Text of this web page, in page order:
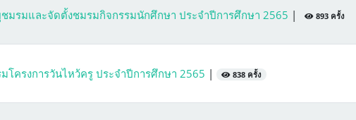
ชมรมและจัดตั้งชมรมกิจกรรมนักศึกษา ประจำปีการศึกษา 2565 | 893 ครั้ง
โครงการวันไหว้ครู ประจำปีการศึกษา 2565 | 838 ครั้ง